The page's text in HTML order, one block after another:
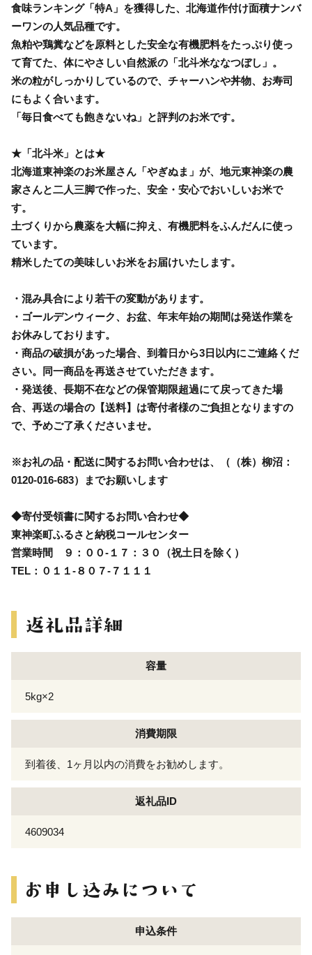
食味ランキング「特A」を獲得した、北海道作付け面積ナンバ
ーワンの人気品種です。
魚粕や鶏糞などを原料とした安全な有機肥料をたっぷり使っ
て育てた、体にやさしい自然派の「北斗米ななつぼし」。
米の粒がしっかりしているので、チャーハンや丼物、お寿司
にもよく合います。
「毎日食べても飽きないね」と評判のお米です。
★「北斗米」とは★
北海道東神楽のお米屋さん「やぎぬま」が、地元東神楽の農
家さんと二人三脚で作った、安全・安心でおいしいお米で
す。
土づくりから農薬を大幅に抑え、有機肥料をふんだんに使っ
ています。
精米したての美味しいお米をお届けいたします。
・混み具合により若干の変動があります。
・ゴールデンウィーク、お盆、年末年始の期間は発送作業を
お休みしております。
・商品の破損があった場合、到着日から3日以内にご連絡くだ
さい。同一商品を再送させていただきます。
・発送後、長期不在などの保管期限超過にて戻ってきた場
合、再送の場合の【送料】は寄付者様のご負担となりますの
で、予めご了承くださいませ。
※お礼の品・配送に関するお問い合わせは、（（株）柳沼：
0120-016-683）までお願いします
◆寄付受領書に関するお問い合わせ◆
東神楽町ふるさと納税コールセンター
営業時間 ９：００-１７：３０（祝土日を除く）
TEL：０１１-８０７-７１１１
容量
5kg×2
消費期限
到着後、1ヶ月以内の消費をお勧めします。
返礼品ID
4609034
申込条件